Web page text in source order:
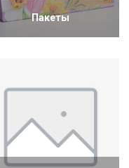
Пакеты